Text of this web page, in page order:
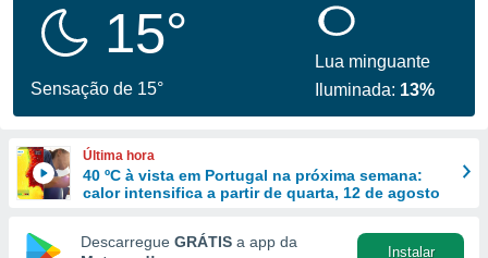
e
forma
15°
Sensação de 15°
Lua minguante
Iluminada: 13%
Última hora
40 ºC à vista em Portugal na próxima semana:
calor intensifica a partir de quarta, 12 de agosto
Descarregue GRÁTIS a app da
Instalar